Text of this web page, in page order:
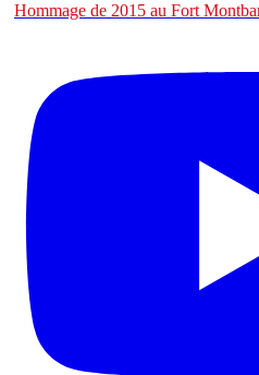
Hommage de 2015 au Fort